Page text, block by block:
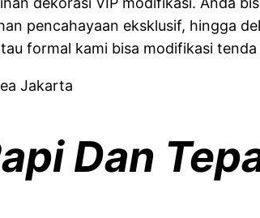
pencahayaan eksklusif, hingga
formal kami bisa modifikasi tenda
Dan